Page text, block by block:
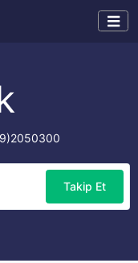
Takip Et